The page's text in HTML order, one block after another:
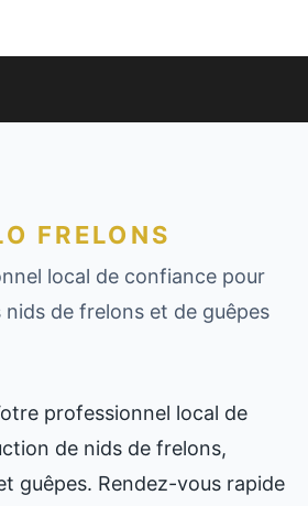
FRELONS
local de confiance pour
nids de frelons et de guêpes
professionnel local de
de nids de frelons,
guêpes. Rendez-vous rapide